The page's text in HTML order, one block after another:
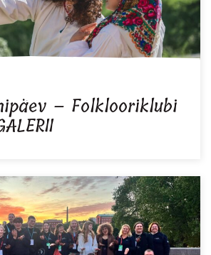
– Folklooriklubi